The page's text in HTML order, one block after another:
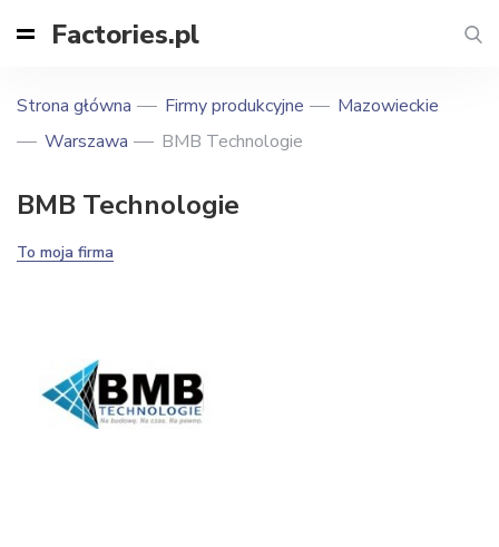
Factories.pl
Strona główna Firmy produkcyjne
Mazowieckie
Warszawa
BMB Technologie
BMB Technologie
To moja firma